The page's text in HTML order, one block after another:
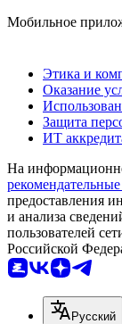
Мобильное
Этика и
Оказание
Защита
ИТ
На
предоставления
и анализа
пользователей
Российской
Русский